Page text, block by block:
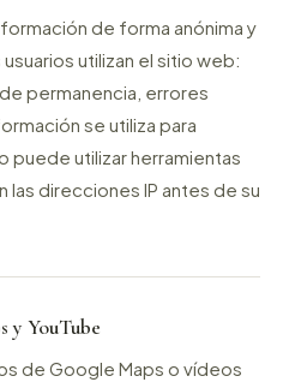
de forma anónima y
utilizan el sitio web:
permanencia, errores
se utiliza para
puede utilizar herramientas
las direcciones IP antes de su
y YouTube
de Google Maps o vídeos